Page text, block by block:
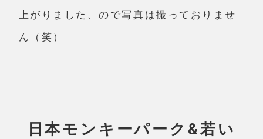
上がりました、ので写真は撮っておりませ
ん（笑）
日本モンキーパーク&若い